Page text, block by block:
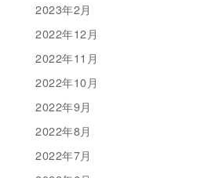
2023年2月
2022年12月
2022年11月
2022年10月
2022年9月
2022年8月
2022年7月